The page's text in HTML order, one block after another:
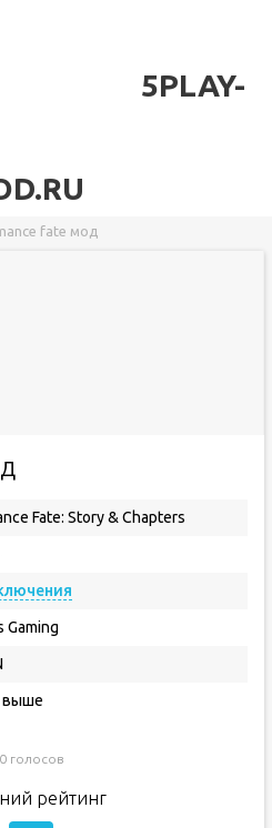
5PLAY-
fate мод
Fate: Story & Chapters
Gaming
выше
0 голосов
рейтинг